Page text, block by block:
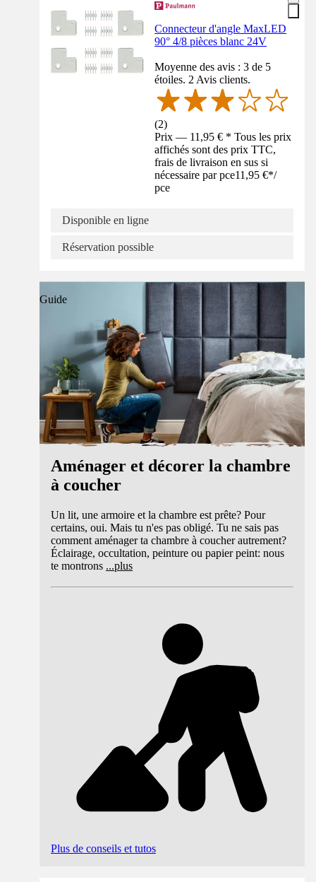
Connecteur d'angle MaxLED
90° 4/8 pièces blanc 24V
Moyenne des avis : 3 de 5
étoiles. 2 Avis clients.
(2)
Prix — 11,95 € * Tous les prix
affichés sont des prix TTC,
frais de livraison en sus si
nécessaire par pce11,95 €*/
pce
Disponible en ligne
Réservation possible
Guide
Aménager et décorer la chambre
à coucher
Un lit, une armoire et la chambre est prête? Pour
certains, oui. Mais tu n'es pas obligé. Tu ne sais pas
comment aménager ta chambre à coucher autrement?
Éclairage, occultation, peinture ou papier peint: nous
te montrons ...plus
Plus de conseils et tutos